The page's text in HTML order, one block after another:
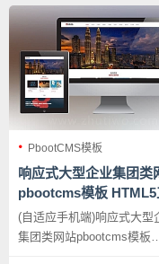
站、五金机械网站等企业
其他行业也可以做，只需
字图片换成其他行业的即可
PbootCMS模板
响应式大型企业集团类
pbootcms模板 HTML5
机械设备网站源码下载
(自适应手机端)响应式大型
集团类网站pbootcms模板